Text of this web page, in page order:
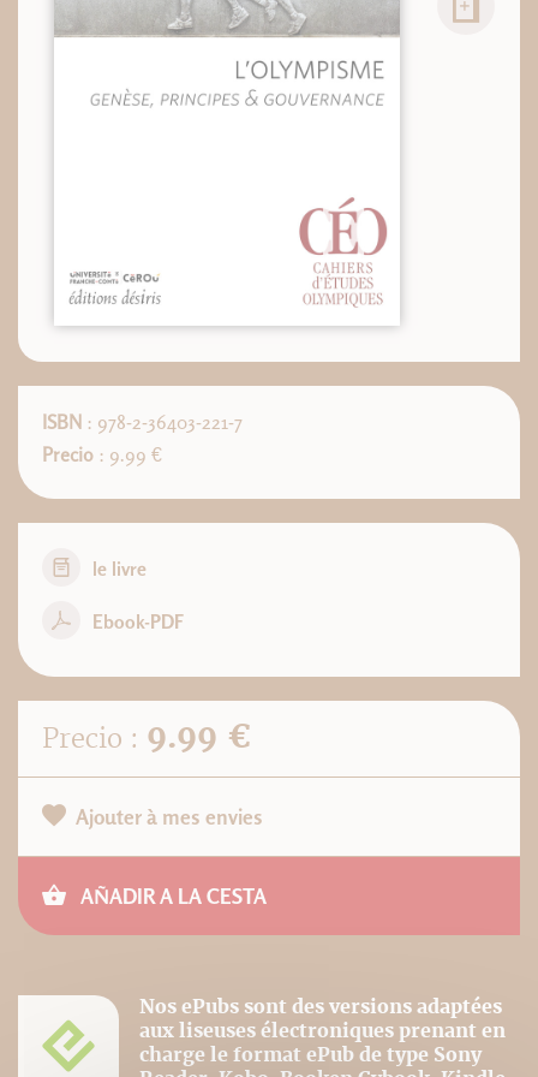
ISBN : 978-2-36403-221-7
Precio : 9.99 €
le livre
Ebook-PDF
Precio : 9.99 €
Ajouter à mes envies
AÑADIR A LA CESTA
Nos ePubs sont des versions adaptées
aux liseuses électroniques prenant en
charge le format ePub de type Sony